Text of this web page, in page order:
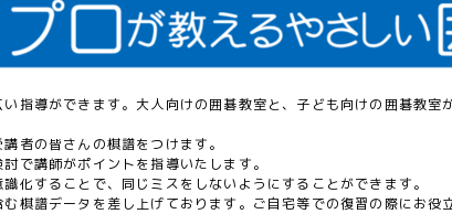
指導ができます。大人向けの囲碁教室と、子ども向けの囲碁教室
者の皆さんの棋譜をつけます。
で講師がポイントを指導いたします。
化することで、同じミスをしないようにすることができます。
棋譜データを差し上げております。ご自宅等での復習の際にお役